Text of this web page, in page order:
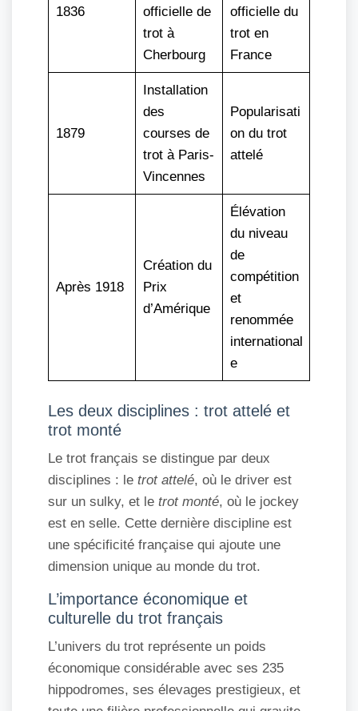
1836
officielle de
trot à
Cherbourg
officielle du
trot en
France
1879
Installation
des
courses de
trot à Paris-
Vincennes
Popularisati
on du trot
attelé
Après 1918
Création du
Prix
d’Amérique
Élévation
du niveau
de
compétition
et
renommée
international
e
Les deux disciplines : trot attelé et
trot monté
Le trot français se distingue par deux
disciplines : le trot attelé, où le driver est
sur un sulky, et le trot monté, où le jockey
est en selle. Cette dernière discipline est
une spécificité française qui ajoute une
dimension unique au monde du trot.
L’importance économique et
culturelle du trot français
L’univers du trot représente un poids
économique considérable avec ses 235
hippodromes, ses élevages prestigieux, et